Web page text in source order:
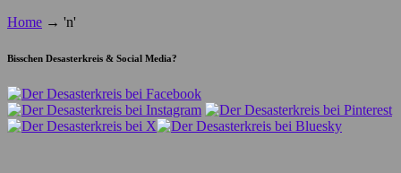
Home → 'n'
Bisschen Desasterkreis & Social Media?